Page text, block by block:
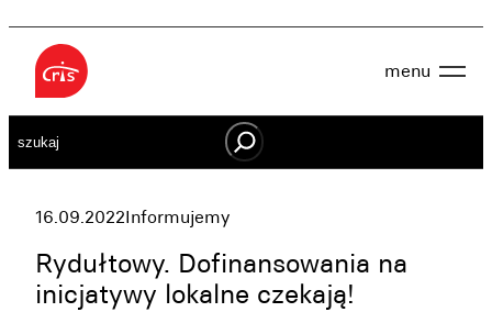
Przejdź
treści
menu
Aktualności
Wspieraj nas
OWES
Szukaj
16.09.2022Informujemy
Rydułtowy. Dofinansowania na
inicjatywy lokalne czekają!